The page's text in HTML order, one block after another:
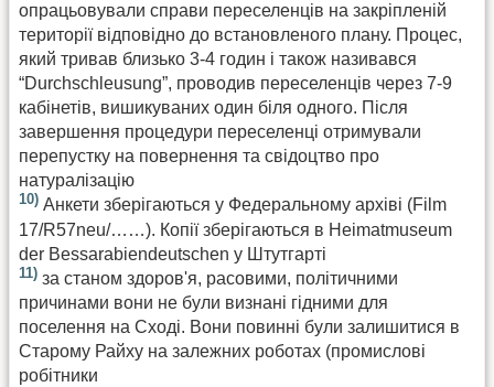
опрацьовували справи переселенців на закріпленій
території відповідно до встановленого плану. Процес,
який тривав близько 3-4 годин і також називався
“Durchschleusung”, проводив переселенців через 7-9
кабінетів, вишикуваних один біля одного. Після
завершення процедури переселенці отримували
перепустку на повернення та свідоцтво про
натуралізацію
10) Анкети зберігаються у Федеральному архіві (Film
17/R57neu/……). Копії зберігаються в Heimatmuseum
der Bessarabiendeutschen у Штутгарті
11) за станом здоров'я, расовими, політичними
причинами вони не були визнані гідними для
поселення на Сході. Вони повинні були залишитися в
Старому Райху на залежних роботах (промислові
робітники